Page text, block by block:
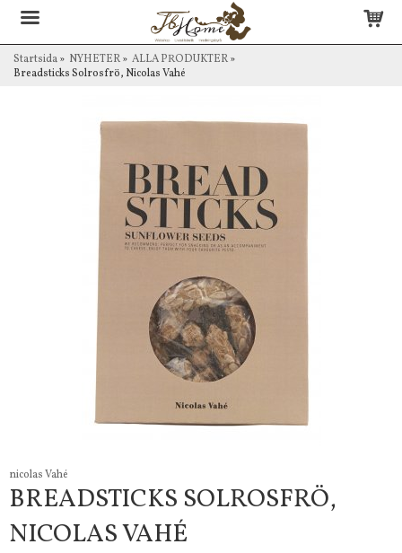
Startsida» NYHETER» ALLA PRODUKTER»
Breadsticks Solrosfrö, Nicolas Vahé
nicolas Vahé
BREADSTICKS SOLROSFRÖ,
NICOLAS VAHÉ